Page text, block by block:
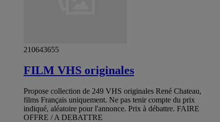
210643655
FILM VHS originales
Propose collection de 249 VHS originales René Chateau,
films Français uniquement. Ne pas tenir compte du prix
indiqué, aléatoire pour l'annonce. Prix à débattre. FAIRE
OFFRE / A DEBATTRE